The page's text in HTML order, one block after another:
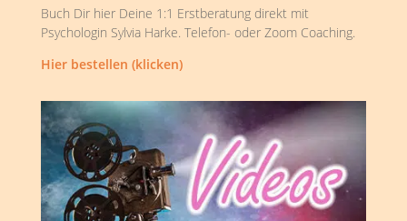
Buch Dir hier Deine 1:1 Erstberatung direkt mit
Psychologin Sylvia Harke. Telefon- oder Zoom Coaching.
Hier bestellen (klicken)